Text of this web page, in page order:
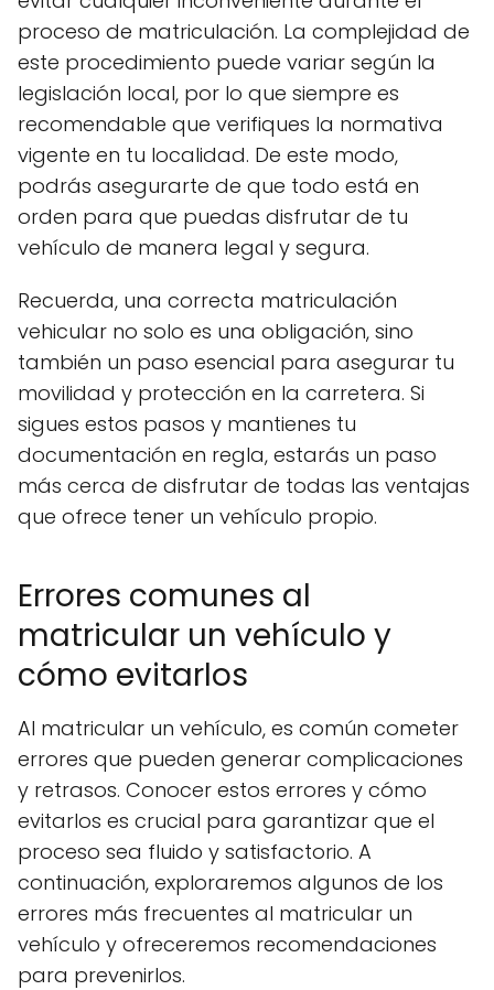
proceso de matriculación. La complejidad de
este procedimiento puede variar según la
legislación local, por lo que siempre es
recomendable que verifiques la normativa
vigente en tu localidad. De este modo,
podrás asegurarte de que todo está en
orden para que puedas disfrutar de tu
vehículo de manera legal y segura.
Recuerda, una correcta matriculación
vehicular no solo es una obligación, sino
también un paso esencial para asegurar tu
movilidad y protección en la carretera. Si
sigues estos pasos y mantienes tu
documentación en regla, estarás un paso
más cerca de disfrutar de todas las ventajas
que ofrece tener un vehículo propio.
Errores comunes al
matricular un vehículo y
cómo evitarlos
Al matricular un vehículo, es común cometer
errores que pueden generar complicaciones
y retrasos. Conocer estos errores y cómo
evitarlos es crucial para garantizar que el
proceso sea fluido y satisfactorio. A
continuación, exploraremos algunos de los
errores más frecuentes al matricular un
vehículo y ofreceremos recomendaciones
para prevenirlos.